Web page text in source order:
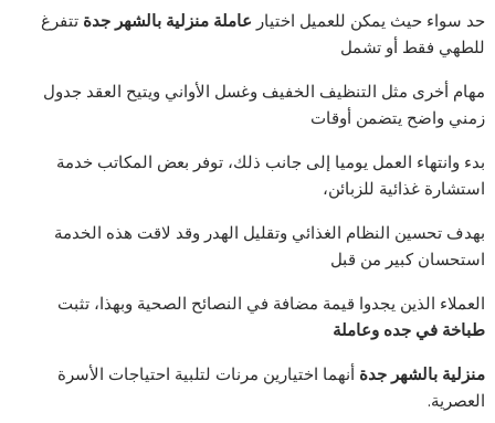
حد سواء حيث يمكن للعميل اختيار عاملة منزلية بالشهر جدةتتفرغ
للطهي فقط أو تشمل
مهام أخرى مثل التنظيف الخفيف وغسل الأواني ويتيح العقد جدول
زمني واضح يتضمن أوقات
بدء وانتهاء العمل يوميا إلى جانب ذلك، توفر بعض المكاتب خدمة
استشارة غذائية للزبائن،
بهدف تحسين النظام الغذائي وتقليل الهدر وقد لاقت هذه الخدمة
استحسان كبير من قبل
العملاء الذين يجدوا قيمة مضافة في النصائح الصحية وبهذا، تثبت
طباخة في جده وعاملة
منزلية بالشهر جدة أنهما اختيارين مرنات لتلبية احتياجات الأسرة
العصرية.